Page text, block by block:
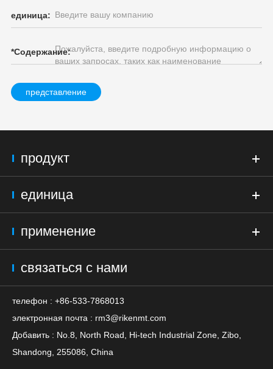
единица:
*Содержание:
представление
продукт
единица
применение
связаться с нами
телефон : +86-533-7868013
электронная почта : rm3@rikenmt.com
Добавить : No.8, North Road, Hi-tech Industrial Zone, Zibo,
Shandong, 255086, China